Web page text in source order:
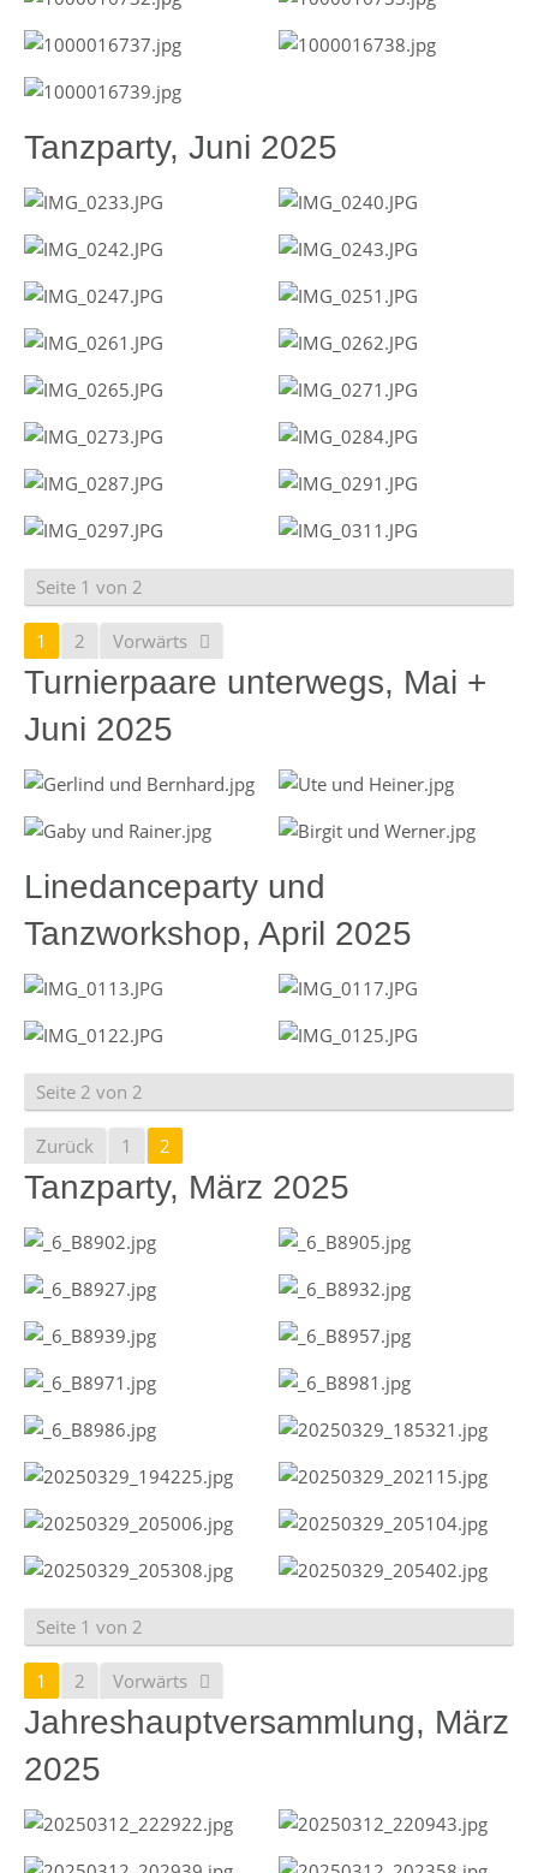
Tanzparty, Juni 2025
Seite 1 von 2
1 2 Vorwärts
Turnierpaare unterwegs, Mai +
Juni 2025
Linedanceparty und
Tanzworkshop, April 2025
Seite 2 von 2
Zurück 1 2
Tanzparty, März 2025
Seite 1 von 2
1 2 Vorwärts
Jahreshauptversammlung, März
2025